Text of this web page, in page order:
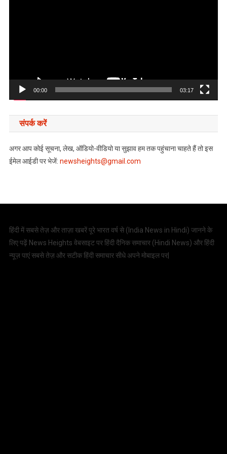
00:00 03:17
संपर्क करें
अगर आप कोई सूचना, लेख, ऑडियो-वीडियो या सुझाव हम तक पहुंचाना चाहते हैं तो इस
ईमेल आईडी पर भेजें: newsheights@gmail.com
हिंदी में सबसे तेज़ और ताज़ा खबरें पूरे भारत वर्ष से ( India News in Hindi) जानने के
लिए पढ़ें News Heights वेबसाइट पर हिंदी दैनिक समाचार (Hindi News) और हिंदी
न्यूज़ पाएं सबसे तेज़ और सटीक हिंदी समाचार सीधे अपने मोबाइल पर|